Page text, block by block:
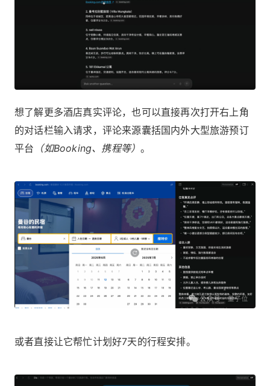
想了解更多酒店真实评论，也可以直接再次打开右上角
的对话栏输入请求，评论来源囊括国内外大型旅游预订
平台 （如Booking、携程等）。
或者直接让它帮忙计划好7天的行程安排。